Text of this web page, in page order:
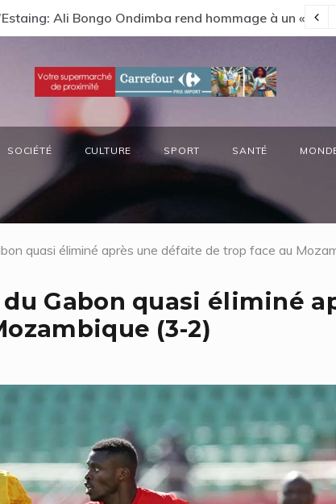
préside la réunion annuelle du Comité National
SOCIÉTÉ CULTURE SPORT SANTÉ
quasi éliminé après une défaite de trop face au
du Gabon quasi éliminé
(3-2)